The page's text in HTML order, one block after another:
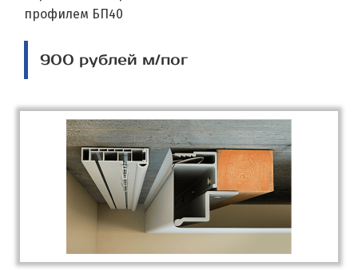
профилем БП40
900 рублей м/пог